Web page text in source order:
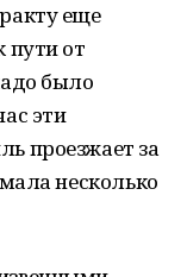
еще
пути от
было
эти
проезжает за
несколько